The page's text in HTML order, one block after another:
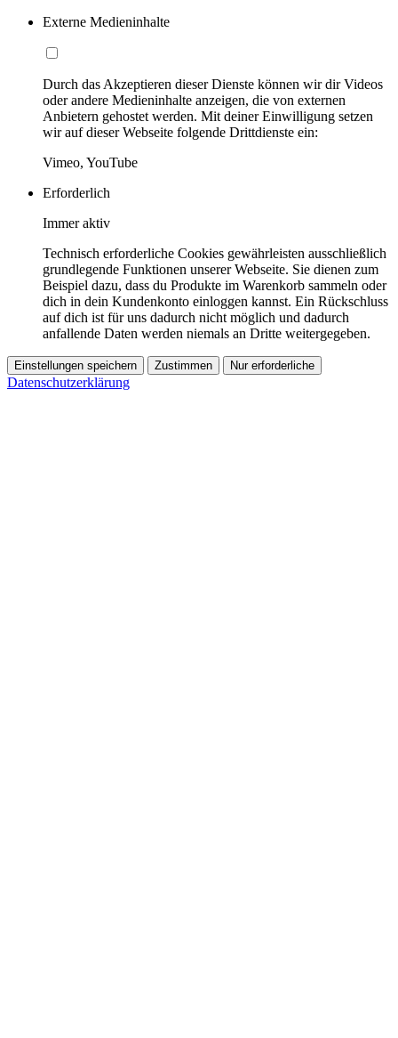
Externe Medieninhalte
Durch das Akzeptieren dieser Dienste können wir dir Videos
oder andere Medieninhalte anzeigen, die von externen
Anbietern gehostet werden. Mit deiner Einwilligung setzen
wir auf dieser Webseite folgende Drittdienste ein:
Vimeo, YouTube
Erforderlich
Immer aktiv
Technisch erforderliche Cookies gewährleisten ausschließlich
grundlegende Funktionen unserer Webseite. Sie dienen zum
Beispiel dazu, dass du Produkte im Warenkorb sammeln oder
dich in dein Kundenkonto einloggen kannst. Ein Rückschluss
auf dich ist für uns dadurch nicht möglich und dadurch
anfallende Daten werden niemals an Dritte weitergegeben.
Einstellungen speichern Zustimmen Nur erforderliche
Datenschutzerklärung